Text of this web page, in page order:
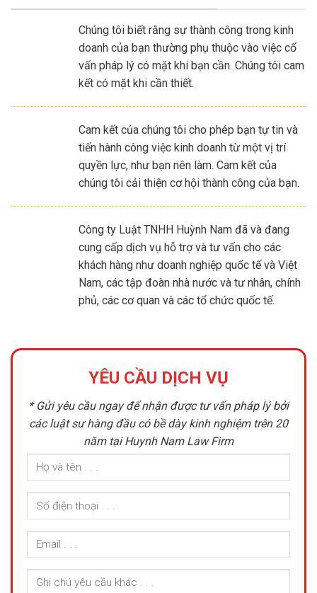
Chúng tôi biết rằng sự thành công trong kinh
doanh của bạn thường phụ thuộc vào việc cố
vấn pháp lý có mặt khi bạn cần. Chúng tôi cam
kết có mặt khi cần thiết.
Cam kết của chúng tôi cho phép bạn tự tin và
tiến hành công việc kinh doanh từ một vị trí
quyền lực, như bạn nên làm. Cam kết của
chúng tôi cải thiện cơ hội thành công của bạn.
Công ty Luật TNHH Huỳnh Nam đã và đang
cung cấp dịch vụ hỗ trợ và tư vấn cho các
khách hàng như doanh nghiệp quốc tế và Việt
Nam, các tập đoàn nhà nước và tư nhân, chính
phủ, các cơ quan và các tổ chức quốc tế.
YÊU CẦU DỊCH VỤ
* Gửi yêu cầu ngay để nhận được tư vấn pháp lý bởi
các luật sư hàng đầu có bề dày kinh nghiệm trên 20
năm tại Huynh Nam Law Firm